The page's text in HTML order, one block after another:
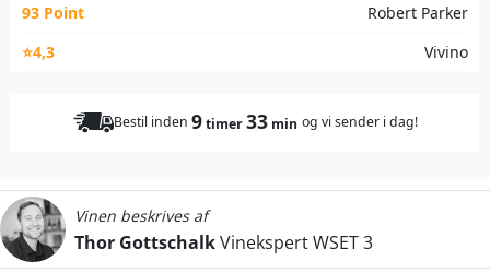
93 Point
Robert Parker
⭐4,3
Vivino
Bestil inden 9timer33 min og vi sender i dag!
Vinen beskrives af
Thor GottschalkVinekspert WSET 3